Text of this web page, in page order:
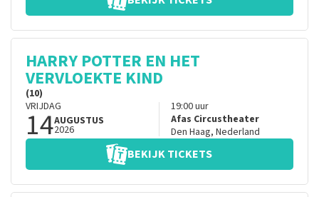
HARRY POTTER EN HET
VERVLOEKTE KIND
(10)
VRIJDAG
14AUGUSTUS
2026
19:00uur
Afas Circustheater
Den Haag, Nederland
BEKIJK TICKETS